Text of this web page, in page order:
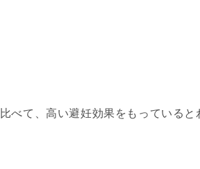
べて、高い避妊効果をもっていると